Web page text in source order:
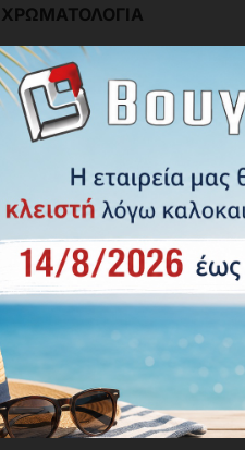
ΧΡΩΜΑΤΟΛΟΓΙΑ
Χρωματολόγιο Ακρίτας
Χρωματολόγιο Aline
Δειγματολόγιο Πόμολων
ΑΝΑΖΗΤΗΣΗ ΑΠΟΣΤΟΛΗΣ